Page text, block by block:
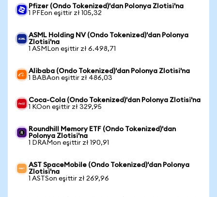
Pfizer (Ondo Tokenized)'dan Polonya Zlotisi'na
1 PFEon eşittir zł 105,32
ASML Holding NV (Ondo Tokenized)'dan Polonya
Zlotisi'na
1 ASMLon eşittir zł 6.498,71
Alibaba (Ondo Tokenized)'dan Polonya Zlotisi'na
1 BABAon eşittir zł 486,03
Coca-Cola (Ondo Tokenized)'dan Polonya Zlotisi'na
1 KOon eşittir zł 329,95
Roundhill Memory ETF (Ondo Tokenized)'dan
Polonya Zlotisi'na
1 DRAMon eşittir zł 190,91
AST SpaceMobile (Ondo Tokenized)'dan Polonya
Zlotisi'na
1 ASTSon eşittir zł 269,96